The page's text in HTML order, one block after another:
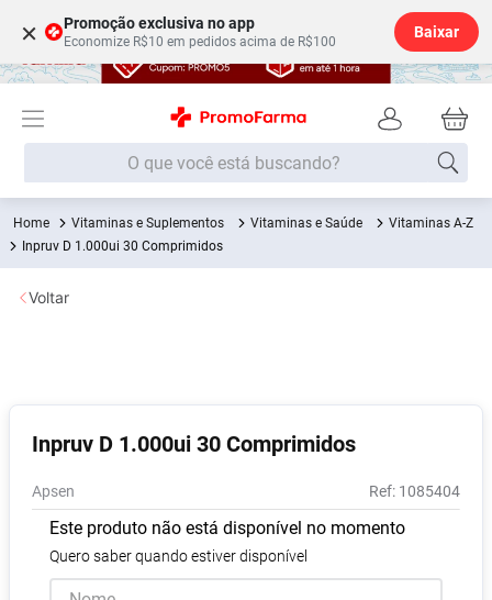
× Promoção exclusiva no app
Economize R$10 em pedidos acima de R$100
Baixar
O que você está buscando?
Vitaminas e Suplementos Vitaminas e Saúde
Vitaminas A-Z
Inpruv D 1.000ui 30 Comprimidos
Inpruv D 1.000ui 30 Comprimidos
Apsen : 1085404
Este produto não está disponível no momento
Quero saber quando estiver disponível
Voltar
Termos mais buscados
1º Fralda
2
6º Desodorante
7
8 Absorvente
9º Pampers Confort Sec
10 º